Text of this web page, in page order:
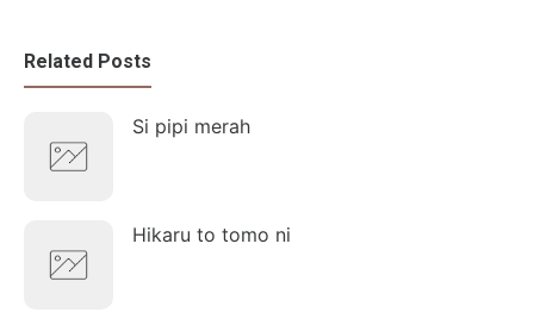
Related Posts
Si pipi merah
Hikaru to tomo ni